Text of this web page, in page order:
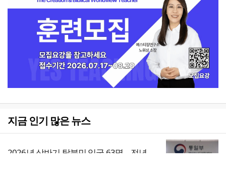
지금 인기 많은 뉴스
2026년 상반기 탈북민 입국 63명… 전년